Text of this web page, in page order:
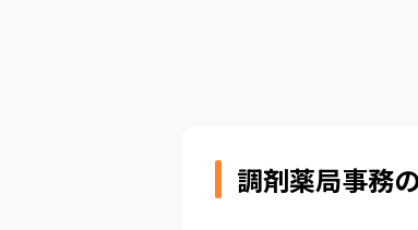
調剤薬局事務